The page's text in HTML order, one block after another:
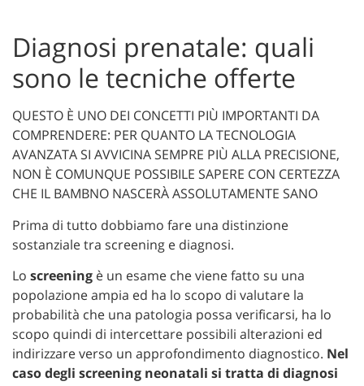
Diagnosi prenatale: quali
sono le tecniche offerte
QUESTO È UNO DEI CONCETTI PIÙ IMPORTANTI DA
COMPRENDERE: PER QUANTO LA TECNOLOGIA
AVANZATA SI AVVICINA SEMPRE PIÙ ALLA PRECISIONE,
NON È COMUNQUE POSSIBILE SAPERE CON CERTEZZA
CHE IL BAMBNO NASCERÀ ASSOLUTAMENTE SANO
Prima di tutto dobbiamo fare una distinzione
sostanziale tra screening e diagnosi.
Lo screening è un esame che viene fatto su una
popolazione ampia ed ha lo scopo di valutare la
probabilità che una patologia possa verificarsi, ha lo
scopo quindi di intercettare possibili alterazioni ed
indirizzare verso un approfondimento diagnostico. Nel
caso degli screening neonatali si tratta di diagnosi